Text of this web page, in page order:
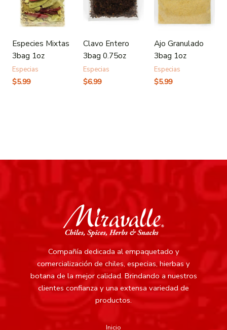
Especies Mixtas
3bag 1oz
Especias
$5.99
Clavo Entero
3bag 0.75oz
Especias
$6.99
Ajo Granulado
3bag 1oz
Especias
$5.99
Compañía dedicada al empaquetado y
comercialización de chiles, especias, hierbas y
botana de la mejor calidad. Brindando a nuestros
clientes confianza y una extensa variedad de
productos.
Inicio